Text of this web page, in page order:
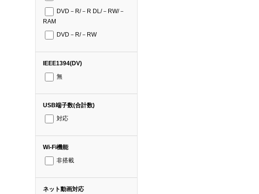
DVD－R/－R DL/－RW/－
RAM
DVD－R/－RW
IEEE1394(DV)
無
USB端子数(合計数)
対応
Wi-Fi機能
非搭載
ネット動画対応